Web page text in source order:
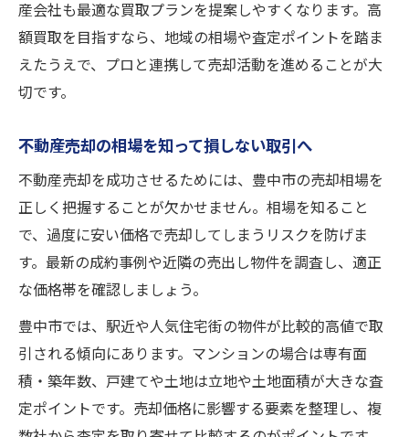
産会社も最適な買取プランを提案しやすくなります。高
額買取を目指すなら、地域の相場や査定ポイントを踏ま
えたうえで、プロと連携して売却活動を進めることが大
切です。
不動産売却の相場を知って損しない取引へ
不動産売却を成功させるためには、豊中市の売却相場を
正しく把握することが欠かせません。相場を知ること
で、過度に安い価格で売却してしまうリスクを防げま
す。最新の成約事例や近隣の売出し物件を調査し、適正
な価格帯を確認しましょう。
豊中市では、駅近や人気住宅街の物件が比較的高値で取
引される傾向にあります。マンションの場合は専有面
積・築年数、戸建てや土地は立地や土地面積が大きな査
定ポイントです。売却価格に影響する要素を整理し、複